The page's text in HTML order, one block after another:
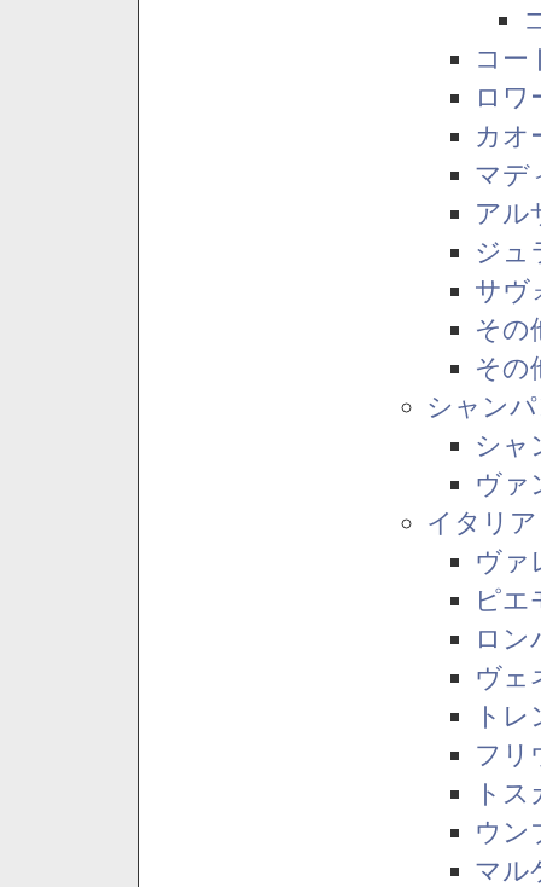
コー
ロワ
カオ
マデ
アル
ジュ
サヴ
その
その
シャン
シャ
ヴァ
イタリア
ヴァ
ピエ
ロン
ヴェ
ト
フリ
ト
ウン
マル